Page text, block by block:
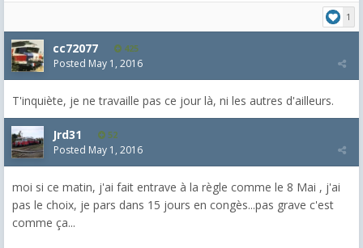
1
cc72077 425
Posted May 1, 2016
T'inquiète, je ne travaille pas ce jour là, ni les autres d'ailleurs.
Jrd31 52
Posted May 1, 2016
moi si ce matin, j'ai fait entrave à la règle comme le 8 Mai , j'ai
pas le choix, je pars dans 15 jours en congès...pas grave c'est
comme ça...